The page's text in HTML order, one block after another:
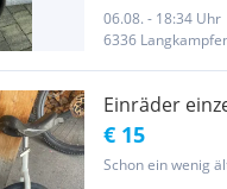
Paylivery....
06.08. - 18:34 Uhr
6336
Einräder
€ 15
Schon ein wenig